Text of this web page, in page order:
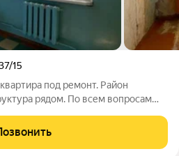
15
под ремонт. Район
рядом. По всем вопросам